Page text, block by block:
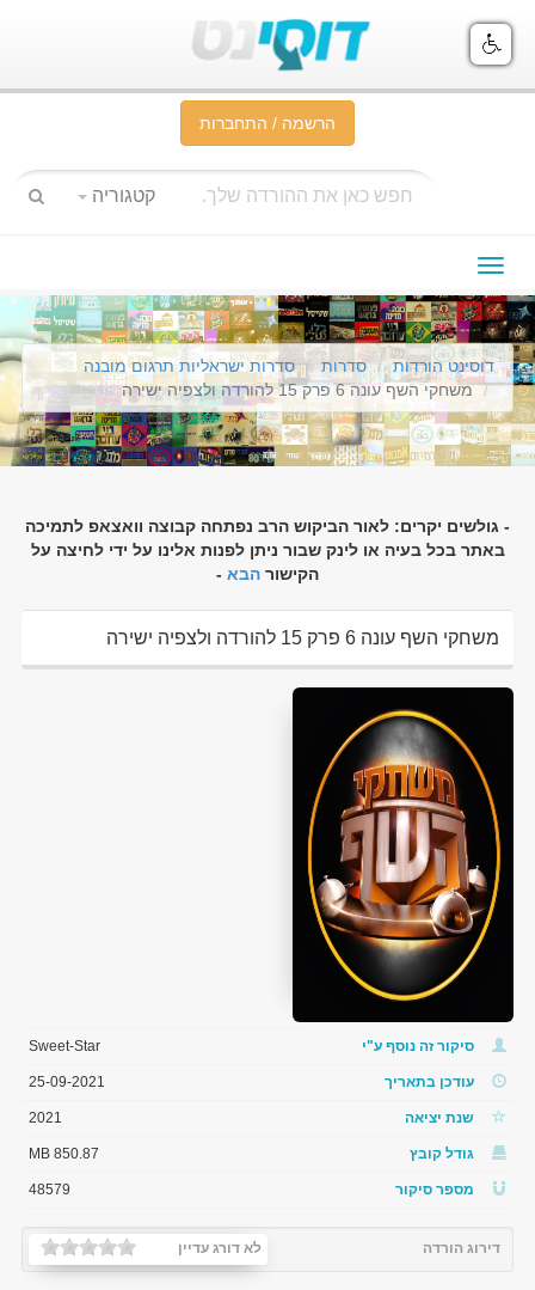
הרשמה / התחברות
קטגוריה
תפריט
ניווט
דוסינט הורדות סדרות
סדרות ישראליות תרגום מובנה
משחקי השף עונה 6 פרק 15 להורדה ולצפיה ישירה
- גולשים יקרים: לאור הביקוש הרב נפתחה קבוצה וואצאפ לתמיכה
באתר בכל בעיה או לינק שבור ניתן לפנות אלינו על ידי לחיצה על
הקישור הבא -
משחקי השף עונה 6 פרק 15 להורדה ולצפיה ישירה
סיקור זה נוסף ע"י Sweet-Star
עודכן בתאריך 25-09-2021
שנת יציאה 2021
גודל קובץ 850.87 MB
מספר סיקור 48579
לא דורג עדיין דירוג הורדה